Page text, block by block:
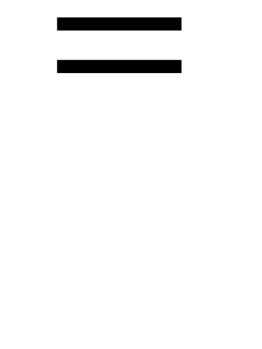
Котлы отопительные